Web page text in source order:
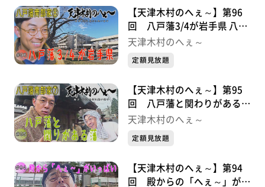
【天津木村のへぇ～】第96
回 八戸藩3/4が岩手県 八戸
藩南部家シリーズ⑧
天津木村のへぇ～
定額見放題
【天津木村のへぇ～】第95
回 八戸藩と関わりがある藩
八戸藩南部家シリーズ⑦
天津木村のへぇ～
定額見放題
【天津木村のへぇ～】第94
回 殿からの「へぇ～」がい